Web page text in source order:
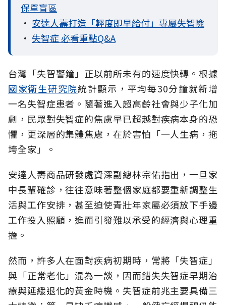
保單盲區
• 安達人壽打造「輕度即早給付」專屬失智險
• 失智症 必看重點Q&A
台灣「失智警鐘」正以前所未有的速度快轉。根據
國家衛生研究院統計顯示，平均每30分鐘就新增
一名失智症患者。隨著進入超高齡社會與少子化加
劇，民眾對失智症的焦慮早已超越對疾病本身的恐
懼，更深層的集體焦慮，在於害怕「一人生病，拖
垮全家」。
安達人壽商品研發處資深副總林宗佑指出，一旦家
中長輩確診，往往意味著整個家庭都要重新調整生
活與工作安排，甚至迫使青壯年家屬必須放下手邊
工作投入照顧，進而引發難以承受的經濟與心理重
擔。
然而，許多人在面對疾病初期時，常將「失智症」
與「正常老化」混為一談，因而錯失失智症早期治
療與延緩退化的黃金時機。失智症前兆主要具備三